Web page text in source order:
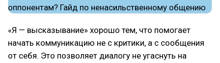
«Я — высказывание»‎ хорошо тем, что помогает
начать коммуникацию не с критики, а с сообщения
от себя. Это позволяет диалогу не угаснуть на